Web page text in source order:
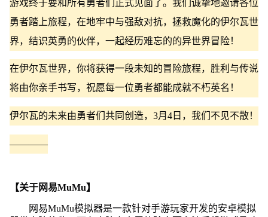
游戏终于要和所有勇者们正式见面了。我们诚挚地邀请各位
勇者踏上旅程，在地牢中与强敌对抗，拯救魔化的伊尔瓦世
界，结识英勇的伙伴，一起经历难忘的的异世界冒险！
在伊尔瓦世界，你将获得一段未知的冒险旅程，胜利与传说
将由你亲手书写，祝愿每一位勇者都能成就不朽英名！
伊尔瓦的未来由勇者们共同创造，3月4日，我们不见不散！
————
【关于网易MuMu】
网易MuMu模拟器是一款针对手游玩家开发的安卓模拟